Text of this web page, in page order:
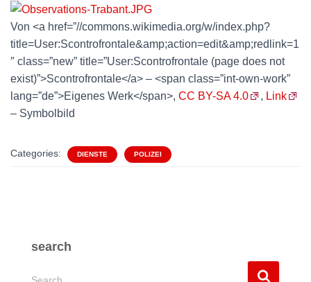
Von <a href=”//commons.wikimedia.org/w/index.php?
title=User:Scontrofrontale&amp;action=edit&amp;redlink=1
″ class=”new” title=”User:Scontrofrontale (page does not
exist)”>Scontrofrontale</a> – <span class=”int-own-work”
lang=”de”>Eigenes Werk</span>, CC BY-SA 4.0 , Link
– Symbolbild
Categories: DIENSTE POLIZEI
search
S